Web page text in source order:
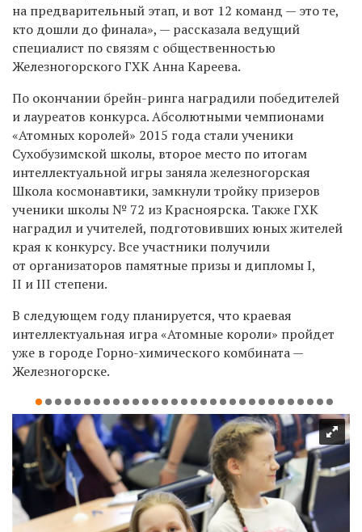
на предварительный этап, и вот 12 команд — это те,
кто дошли до финала», — рассказала ведущий
специалист по связям с общественностью
Железногорского ГХК Анна Кареева.
По окончании брейн-ринга наградили победителей
и лауреатов конкурса. Абсолютными чемпионами
«Атомных королей» 2015 года стали ученики
Сухобузимской школы, второе место по итогам
интеллектуальной игры заняла железногорская
Школа космонавтики, замкнули тройку призеров
ученики школы № 72 из Красноярска. Также ГХК
наградил и учителей, подготовивших юных жителей
края к конкурсу. Все участники получили
от организаторов памятные призы и дипломы I,
II и III степени.
В следующем году планируется, что краевая
интеллектуальная игра «Атомные короли» пройдет
уже в городе Горно-химического комбината —
Железногорске.